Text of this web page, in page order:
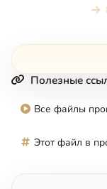
Полезные
Все файлы
Этот файл в